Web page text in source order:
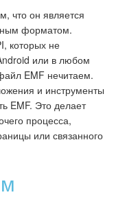
что он является
форматом.
которых не
или в любом
EMF нечитаем.
и инструменты
EMF. Это делает
процесса,
или связанного